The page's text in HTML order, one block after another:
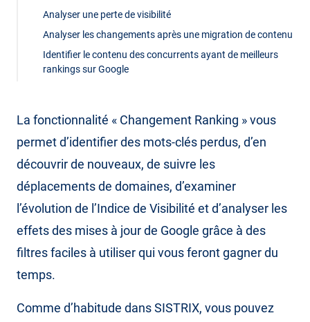
Analyser une perte de visibilité
Analyser les changements après une migration de contenu
Identifier le contenu des concurrents ayant de meilleurs
rankings sur Google
La fonctionnalité « Changement Ranking » vous
permet d’identifier des mots-clés perdus, d’en
découvrir de nouveaux, de suivre les
déplacements de domaines, d’examiner
l’évolution de l’Indice de Visibilité et d’analyser les
effets des mises à jour de Google grâce à des
filtres faciles à utiliser qui vous feront gagner du
temps.
Comme d’habitude dans SISTRIX, vous pouvez